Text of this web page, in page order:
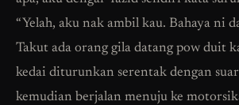
“Yelah, aku nak ambil kau. Bahaya ni
Takut ada orang gila datang pow duit
kedai diturunkan serentak dengan
kemudian berjalan menuju ke